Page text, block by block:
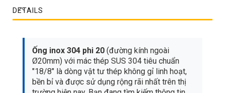
DETAILS
Ống inox 304 phi 20 (đường kính ngoài
Ø20mm) với mác thép SUS 304 tiêu chuẩn
"18/8" là dòng vật tư thép không gỉ linh hoạt,
bền bỉ và được sử dụng rộng rãi nhất trên thị